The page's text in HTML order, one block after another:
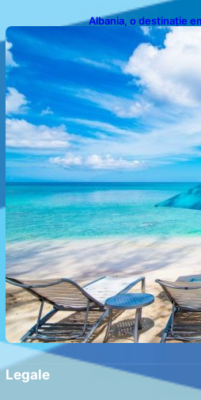
Albania, o destinație
spectaculoase, ape
Legale